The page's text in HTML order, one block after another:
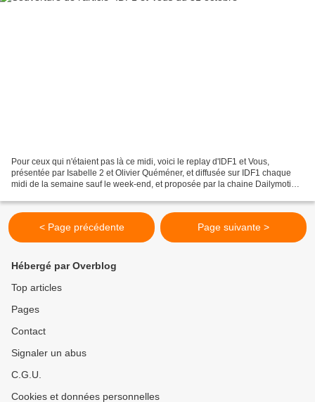
Pour ceux qui n'étaient pas là ce midi, voici le replay d'IDF1 et Vous,
présentée par Isabelle 2 et Olivier Quéméner, et diffusée sur IDF1 chaque
midi de la semaine sauf le week-end, et proposée par la chaine Dailymotion
< Page précédente Page suivante >
Hébergé par Overblog
Top articles
Pages
Contact
Signaler un abus
C.G.U.
Cookies et données personnelles